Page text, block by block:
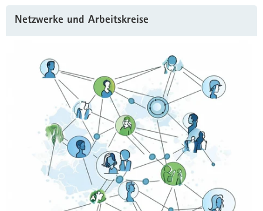
Netzwerke und Arbeitskreise